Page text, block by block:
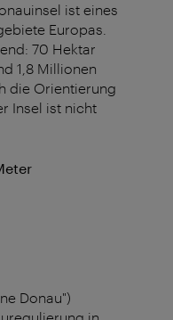
ist eines
Europas.
70 Hektar
1,8 Millionen
die Orientierung
Insel ist nicht
Donau")